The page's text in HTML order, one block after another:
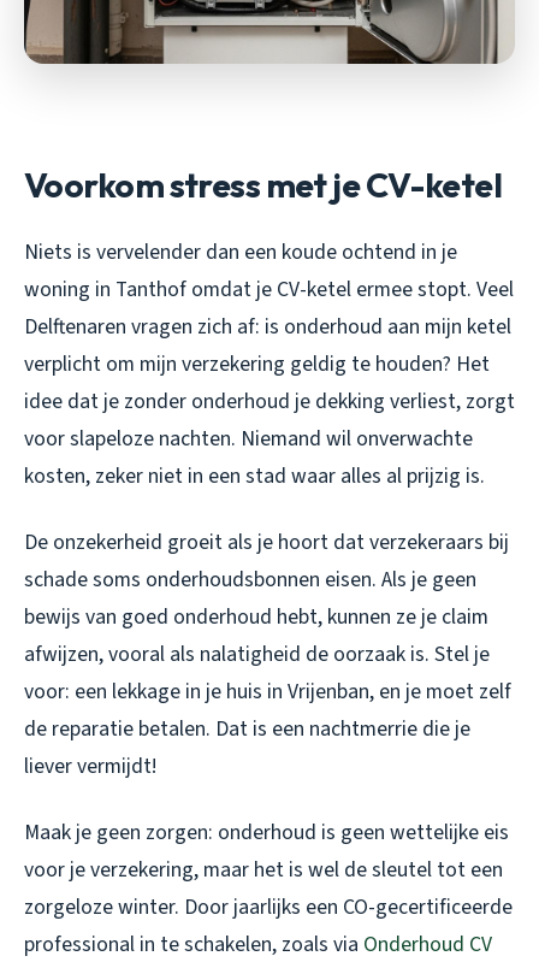
Voorkom stress met je CV-ketel
Niets is vervelender dan een koude ochtend in je
woning in Tanthof omdat je CV-ketel ermee stopt. Veel
Delftenaren vragen zich af: is onderhoud aan mijn ketel
verplicht om mijn verzekering geldig te houden? Het
idee dat je zonder onderhoud je dekking verliest, zorgt
voor slapeloze nachten. Niemand wil onverwachte
kosten, zeker niet in een stad waar alles al prijzig is.
De onzekerheid groeit als je hoort dat verzekeraars bij
schade soms onderhoudsbonnen eisen. Als je geen
bewijs van goed onderhoud hebt, kunnen ze je claim
afwijzen, vooral als nalatigheid de oorzaak is. Stel je
voor: een lekkage in je huis in Vrijenban, en je moet zelf
de reparatie betalen. Dat is een nachtmerrie die je
liever vermijdt!
Maak je geen zorgen: onderhoud is geen wettelijke eis
voor je verzekering, maar het is wel de sleutel tot een
zorgeloze winter. Door jaarlijks een CO-gecertificeerde
professional in te schakelen, zoals via Onderhoud CV